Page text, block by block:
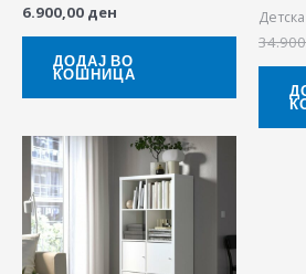
6.900,00 ден
ДОДАЈ ВО
КОШНИЦА